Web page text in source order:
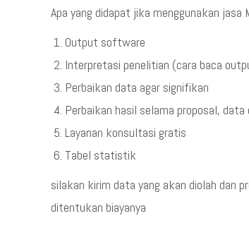
Apa yang didapat jika menggunakan jasa
Output software
Interpretasi penelitian (cara baca
Perbaikan data agar signifikan
Perbaikan hasil selama proposal,
Layanan konsultasi gratis
Tabel statistik
silakan kirim data yang akan diolah dan
ditentukan biayanya